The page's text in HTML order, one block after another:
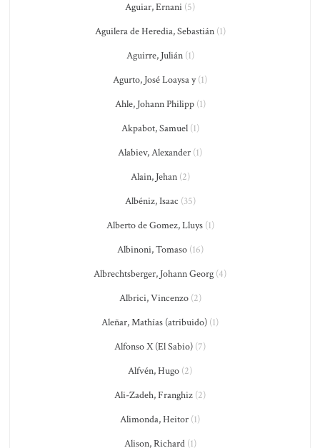
Aguiar, Ernani (5)
Aguilera de Heredia, Sebastián(1)
Aguirre, Julián(1)
Agurto, José Loaysa y(1)
Ahle, Johann Philipp(1)
Akpabot, Samuel(1)
Alabiev, Alexander (1)
Alain, Jehan(2)
Albéniz, Isaac (35)
Alberto de Gomez, Lluys(1)
Albinoni, Tomaso(16)
Albrechtsberger, Johann Georg (4)
Albrici, Vincenzo(2)
Aleñar, Mathías (atribuido) (1)
Alfonso X (El Sabio) (7)
Alfvén, Hugo (2)
Ali-Zadeh, Franghiz (2)
Alimonda, Heitor (1)
Alison, Richard(1)